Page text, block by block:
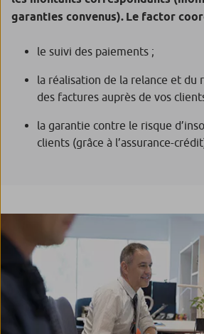
garanties convenus). Le factor
le suivi des paiements ;
la réalisation de la relance et du
des factures auprès de vos
la garantie contre le risque
clients (grâce à l’assurance-